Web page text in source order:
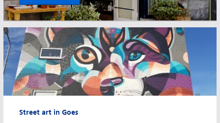
Street art in Goes